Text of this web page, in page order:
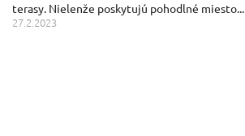
27.2.2023
terasy. Nielenže poskytujú pohodlné miesto...